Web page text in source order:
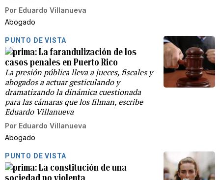
Por Eduardo Villanueva
Abogado
PUNTO DE VISTA
La farandulización de los
casos penales en Puerto Rico
La presión pública lleva a jueces, fiscales y
abogados a actuar gesticulando y
dramatizando la dinámica cuestionada
para las cámaras que los filman, escribe
Eduardo Villanueva
Por Eduardo Villanueva
Abogado
PUNTO DE VISTA
La constitución de una
sociedad no violenta